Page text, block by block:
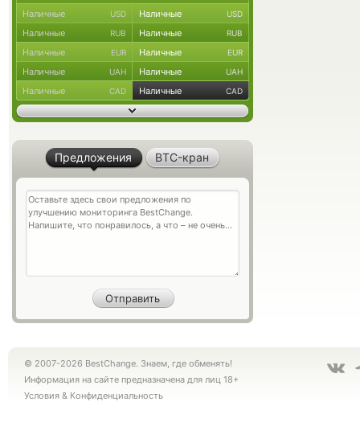
Наличные USD Наличные USD
Наличные RUB Наличные RUB
Наличные EUR Наличные EUR
Наличные UAH Наличные UAH
Наличные CAD Наличные CAD
Предложения BTC-кран
© 2007-2026 BestChange. Знаем, где обменять!
Информация на сайте предназначена для лиц 18+
Условия & Конфиденциальность